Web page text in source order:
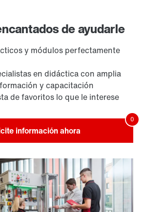
de ayudarle
y módulos perfectamente
en didáctica con amplia
y capacitación
de favoritos lo que le interese
información ahora